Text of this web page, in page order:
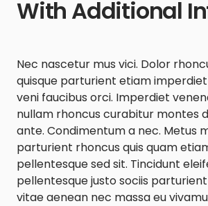
With Additional
Nec nascetur mus vici. Dolor
quisque parturient etiam imperdiet
veni faucibus orci. Imperdiet
nullam rhoncus curabitur montes
ante. Condimentum a nec. Metus
parturient rhoncus quis quam
pellentesque sed sit. Tincidunt
pellentesque justo sociis
vitae aenean nec massa eu